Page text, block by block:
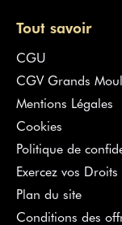
Tout savoir
CGU
CGV Grands
Mentions Légales
Cookies
Politique de
Exercez vos Droits
Plan du site
Conditions des